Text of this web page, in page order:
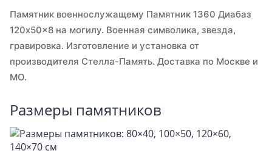
Памятник военнослужащему Памятник 1360 Диабаз
120x50x8 на могилу. Военная символика, звезда,
гравировка. Изготовление и установка от
производителя Стелла-Память. Доставка по Москве и
МО.
Размеры памятников